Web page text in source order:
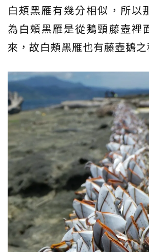
白頰黑雁有幾分相似，所以
為白頰黑雁是從鵝頸藤壺裡
來，故白頰黑雁也有藤壺鵝之